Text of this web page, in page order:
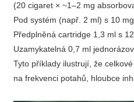
(20 cigaret × ~1–2 mg
Pod systém (např. 2 ml) s 10
Předplněná cartridge 1,3 ml s
Uzamykatelná 0,7 ml
Tyto příklady ilustrují, že
na frekvenci potahů, hloubce